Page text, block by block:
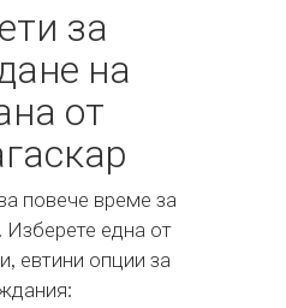
за
на
от
повече време за
една от
евтини опции за